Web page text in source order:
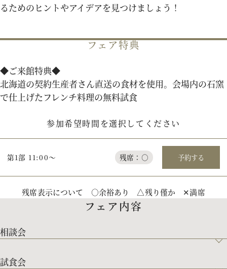
資料請求 お問い合わせ
プライバシーポリシー 運営会社情報
るためのヒントやアイデアを見つけましょう！
フェア特典
◆ご来館特典◆
北海道の契約生産者さん直送の食材を使用。会場内の石窯
で仕上げたフレンチ料理の無料試食
参加希望時間を選択してください
第1部 11:00～ 残席：○ 予約する
残席表示について ○余裕あり △残り僅か ✕満席
フェア内容
相談会
試食会